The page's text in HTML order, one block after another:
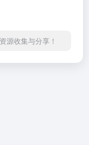
源收集与分享！